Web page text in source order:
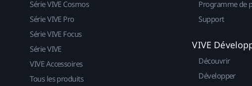
Série VIVE Cosmos
Série VIVE Pro
Série VIVE Focus
Série VIVE
VIVE Accessoires
Tous les produits
Programme de
Support
VIVE
Découvrir
Développer